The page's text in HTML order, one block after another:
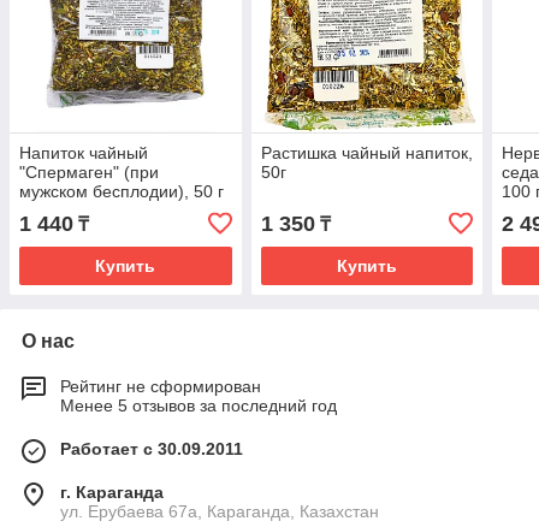
Напиток чайный
"Спермаген" (при
мужском бесплодии), 50 г
1 440 ₸
Купить
Растишка чайный напиток,
50г
1 350₸
Купить
100
2
О нас
Рейтинг не сформирован
Менее 5 отзывов за последний год
Работает с 30.09.2011
г. Караганда
ул. Ерубаева 67а, Караганда, Казахстан